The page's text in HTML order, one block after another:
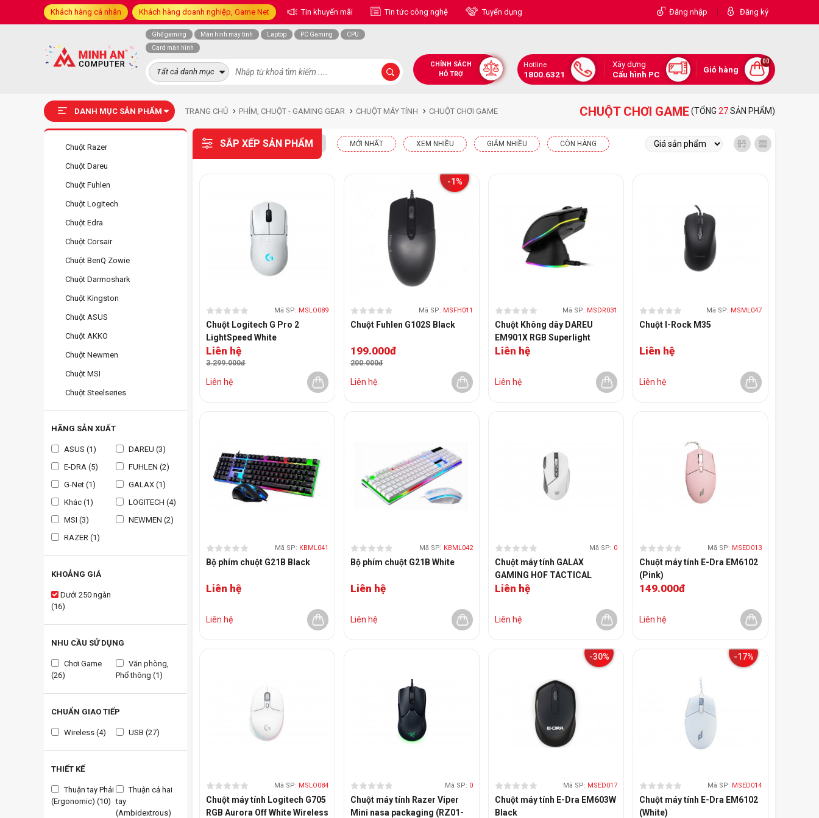
Khách hàng cá nhân Khách hàng doanh nghiệp, Game Net Tin khuyến mãi Tin tức công nghệ Tuyển dụng Đăng nhập | Đăng ký
Ghế gaming Màn hình máy tính Laptop PC Gaming
CPU
Card màn hình
Tất cả danh mục
CHÍNH SÁCH
HỖ TRỢ
Hotline
1800.6321
Xây dựng
Cấu hình PC
Giỏ hàng
00
DANH MỤC SẢN PHẨM TRANG CHỦ PHÍM, CHUỘT - GAMING GEAR CHUỘT MÁY TÍNH CHUỘT CHƠI GAME CHUỘT CHƠI GAME(TỔNG 27SẢN PHẨM)
Chuột Razer
Chuột Dareu
Chuột Fuhlen
Chuột Logitech
Chuột Edra
Chuột Corsair
Chuột BenQ Zowie
Chuột Darmoshark
Chuột Kingston
Chuột ASUS
Chuột AKKO
Chuột Newmen
Chuột MSI
Chuột Steelseries
HÃNG SẢN XUẤT
ASUS (1)
DAREU (3)
E-DRA (5)
FUHLEN (2)
G-Net (1)
GALAX (1)
Khác (1)
LOGITECH (4)
MSI (3)
NEWMEN (2)
RAZER (1)
KHOẢNG GIÁ
Dưới 250 ngàn
(16)
NHU CẦU SỬ DỤNG
Chơi Game
(26)
Văn phòng,
Phổ thông (1)
CHUẨN GIAO TIẾP
Wireless (4) USB (27)
THIẾT KẾ
Thuận tay Phải
(Ergonomic) (10)
Thuận cả hai
tay
(Ambidextrous)
SẮP XẾP SẢN PHẨM MỚI NHẤT XEM NHIỀU GIẢM NHIỀU CÒN HÀNG
Mã SP: MSLO089
Chuột Logitech G Pro 2
LightSpeed White
Liên hệ
3.299.000đ
Liên hệ
-1%
Mã SP: MSFH011
Chuột Fuhlen G102S Black
199.000đ
200.000đ
Liên hệ
Mã SP: MSDR031
Chuột Không dây DAREU
EM901X RGB Superlight
Wireless (Black)
Liên hệ
Liên hệ
Mã SP: MSML047
Chuột I-Rock M35
Liên hệ
Liên hệ
Mã SP: KBML041
Bộ phím chuột G21B Black
Liên hệ
Liên hệ
Mã SP: KBML042
Bộ phím chuột G21B White
Liên hệ
Liên hệ
Mã SP: 0
Chuột máy tính GALAX
GAMING HOF TACTICAL
Liên hệ
Liên hệ
Mã SP: MSED013
Chuột máy tính E-Dra EM6102
(Pink)
149.000đ
Liên hệ
Mã SP: MSLO084
Chuột máy tính Logitech G705
RGB Aurora Off White Wireless
Mã SP: 0
Chuột máy tính Razer Viper
Mini nasa packaging (RZ01-
-30%
Mã SP: MSED017
Chuột máy tính E-Dra EM603W
Black
-17%
Mã SP: MSED014
Chuột máy tính E-Dra EM6102
(White)